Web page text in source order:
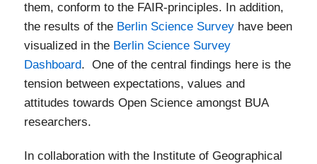
them, conform to the FAIR-principles. In addition,
the results of the Berlin Science Survey have been
visualized in the Berlin Science Survey
Dashboard. One of the central findings here is the
tension between expectations, values and
attitudes towards Open Science amongst BUA
researchers.
In collaboration with the Institute of Geographical